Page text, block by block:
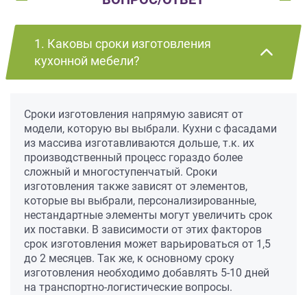
1. Каковы сроки изготовления
кухонной мебели?
Сроки изготовления напрямую зависят от
модели, которую вы выбрали. Кухни с фасадами
из массива изготавливаются дольше, т.к. их
производственный процесс гораздо более
сложный и многоступенчатый. Сроки
изготовления также зависят от элементов,
которые вы выбрали, персонализированные,
нестандартные элементы могут увеличить срок
их поставки. В зависимости от этих факторов
срок изготовления может варьироваться от 1,5
до 2 месяцев. Так же, к основному сроку
изготовления необходимо добавлять 5-10 дней
на транспортно-логистические вопросы.